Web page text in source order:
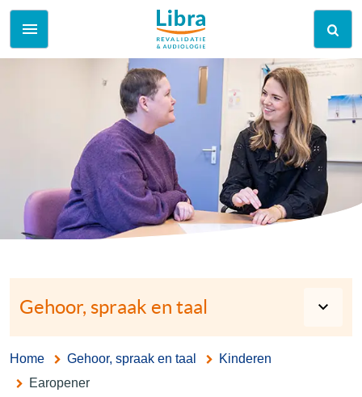
Gehoor, spraak en taal
Home Gehoor, spraak en taal
Kinderen
Earopener